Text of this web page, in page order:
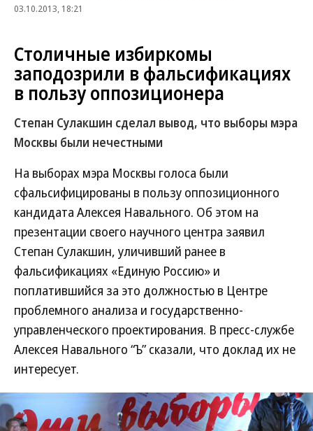
03.10.2013, 18:21
Столичные избиркомы
заподозрили в фальсификациях
в пользу оппозиционера
Степан Сулакшин сделал вывод, что выборы мэра
Москвы были нечестными
На выборах мэра Москвы голоса были
сфальсифицированы в пользу оппозиционного
кандидата Алексея Навального. Об этом на
презентации своего научного центра заявил
Степан Сулакшин, уличивший ранее в
фальсификациях «Единую Россию» и
поплатившийся за это должностью в Центре
проблемного анализа и государственно-
управленческого проектирования. В пресс-службе
Алексея Навального “Ъ” сказали, что доклад их не
интересует.